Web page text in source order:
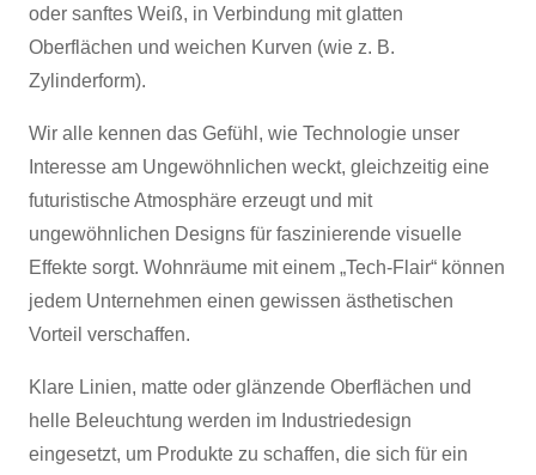
oder sanftes Weiß, in Verbindung mit glatten
Oberflächen und weichen Kurven (wie z. B.
Zylinderform).
Wir alle kennen das Gefühl, wie Technologie unser
Interesse am Ungewöhnlichen weckt, gleichzeitig eine
futuristische Atmosphäre erzeugt und mit
ungewöhnlichen Designs für faszinierende visuelle
Effekte sorgt. Wohnräume mit einem „Tech-Flair“ können
jedem Unternehmen einen gewissen ästhetischen
Vorteil verschaffen.
Klare Linien, matte oder glänzende Oberflächen und
helle Beleuchtung werden im Industriedesign
eingesetzt, um Produkte zu schaffen, die sich für ein